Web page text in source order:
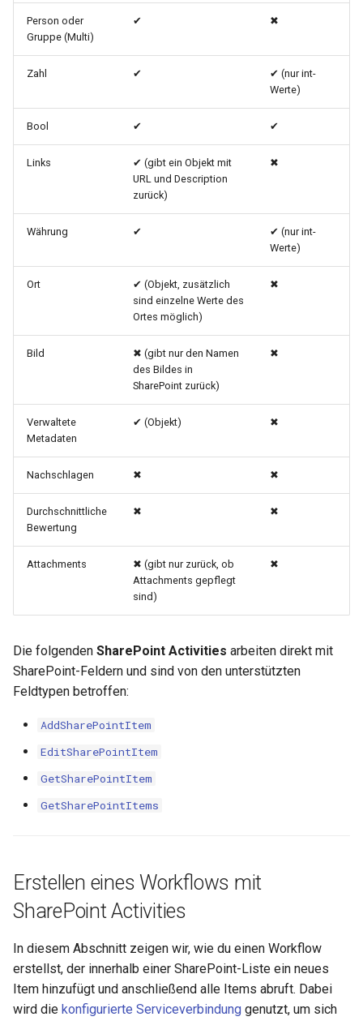
h
Person oder
Gruppe (Multi)
✔ ✖
Zahl ✔
✔ (nur int-
Werte)
Bool ✔ ✔
Links
✔ (gibt ein Objekt mit
URL und Description
zurück)
✖
Währung ✔
✔ (nur int-
Werte)
Ort
✔ (Objekt, zusätzlich
sind einzelne Werte des
Ortes möglich)
✖
Bild
✖ (gibt nur den Namen
des Bildes in
SharePoint zurück)
✖
Verwaltete
Metadaten
✔ (Objekt) ✖
Nachschlagen ✖ ✖
Durchschnittliche
Bewertung
✖ ✖
Attachments
✖ (gibt nur zurück, ob
Attachments gepflegt
sind)
✖
Die folgenden SharePoint Activities arbeiten direkt mit
SharePoint-Feldern und sind von den unterstützten
Feldtypen betroffen:
AddSharePointItem
EditSharePointItem
GetSharePointItem
GetSharePointItems
Erstellen eines Workflows mit
SharePoint Activities
In diesem Abschnitt zeigen wir, wie du einen Workflow
erstellst, der innerhalb einer SharePoint-Liste ein neues
Item hinzufügt und anschließend alle Items abruft. Dabei
wird die konfigurierte Serviceverbindung genutzt, um sich